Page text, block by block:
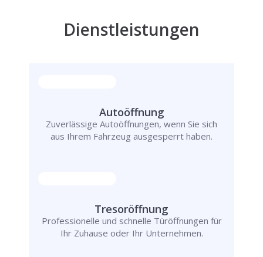
Dienstleistungen
Autoöffnung
Zuverlässige Autoöffnungen, wenn Sie sich
aus Ihrem Fahrzeug ausgesperrt haben.
Tresoröffnung
Professionelle und schnelle Türöffnungen für
Ihr Zuhause oder Ihr Unternehmen.